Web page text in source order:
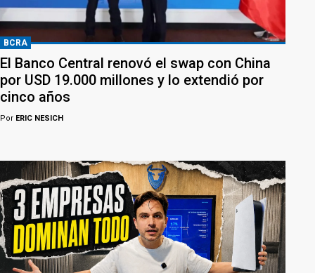
BCRA
El Banco Central renovó el swap con China
por USD 19.000 millones y lo extendió por
cinco años
Por ERIC NESICH